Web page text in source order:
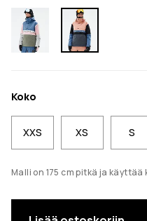
Koko
XXS XS S
Malli on 175 cm pitkä ja käyttää